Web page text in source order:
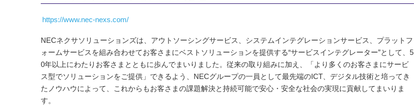
https://www.nec-nexs.com/
NECネクサソリューションズは、アウトソーシングサービス、システムインテグレーションサービス、プラットフ
ォームサービスを組み合わせてお客さまにベストソリューションを提供する“サービスインテグレーター”として、5
0年以上にわたりお客さまとともに歩んでまいりました。従来の取り組みに加え、「より多くのお客さまにサービ
ス型でソリューションをご提供」できるよう、NECグループの一員として最先端のICT、デジタル技術と培ってき
たノウハウによって、これからもお客さまの課題解決と持続可能で安心・安全な社会の実現に貢献してまいりま
す。